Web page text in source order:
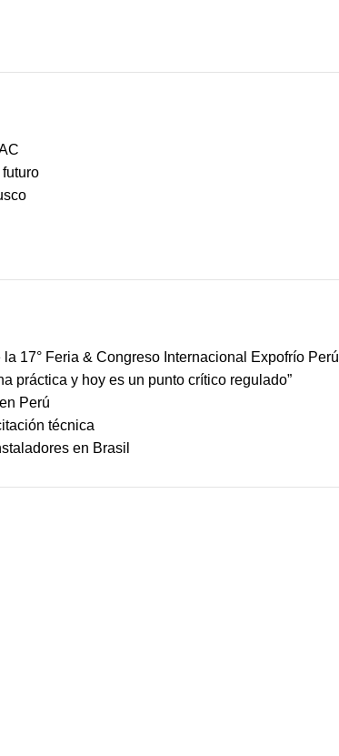
17° Feria & Congreso Internacional Expofrío Perú
práctica y hoy es un punto crítico regulado”
Perú
técnica
en Brasil